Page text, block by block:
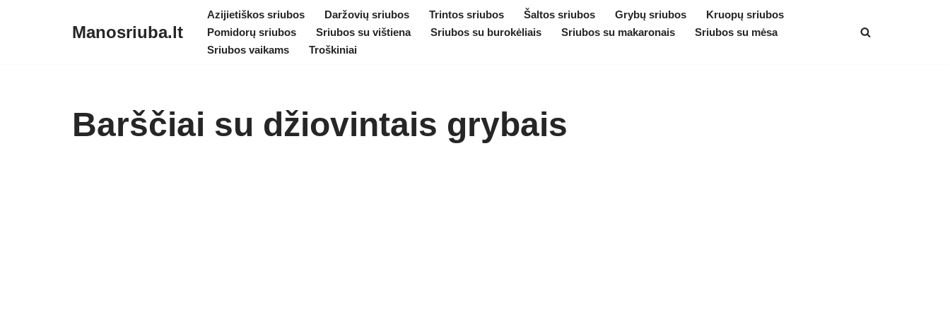
Manosriuba.lt
Azijietiškos sriubos Daržovių sriubos Trintos sriubos Šaltos sriubos Grybų sriubos
Kruopų sriubos
Pomidorų sriubos
Sriubos su vištiena Sriubos su burokėliais Sriubos su makaronais
Sriubos su mėsa
Sriubos vaikams
Troškiniai
Barščiai su džiovintais grybais